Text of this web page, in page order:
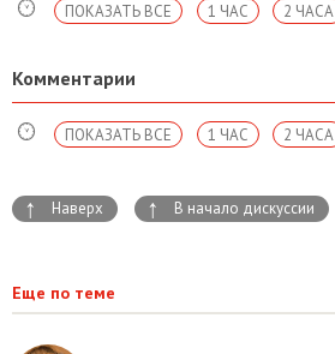
2 ЧАСА
1 ЧАС
ПОКАЗАТЬ ВСЕ
Комментарии
2 ЧАСА
1 ЧАС
ПОКАЗАТЬ ВСЕ
↑ Наверх ↑ В начало дискуссии
Еще по теме